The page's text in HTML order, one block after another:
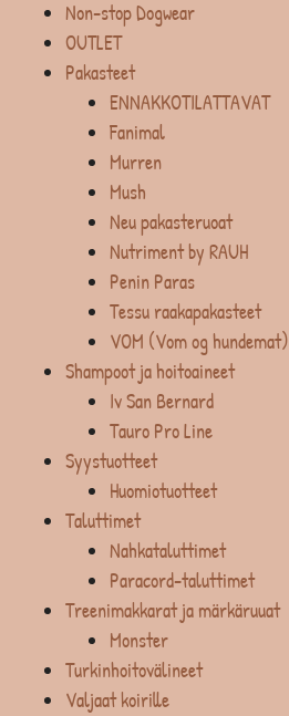
Non-stop Dogwear
OUTLET
Pakasteet
ENNAKKOTILATTAVAT
Fanimal
Murren
Mush
Neu pakasteruoat
Nutriment by RAUH
Penin Paras
Tessu raakapakasteet
VOM (Vom og hundemat)
Shampoot ja hoitoaineet
Iv San Bernard
Tauro Pro Line
Syystuotteet
Huomiotuotteet
Taluttimet
Nahkataluttimet
Paracord-taluttimet
Treenimakkarat ja märkäruuat
Monster
Turkinhoitovälineet
Valjaat koirille